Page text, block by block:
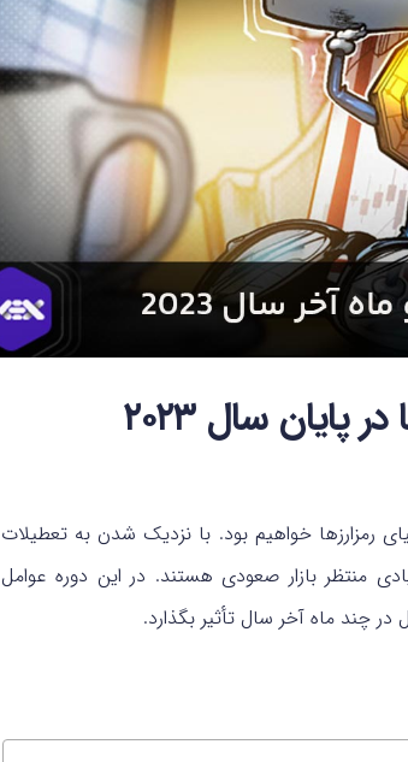
سال ۲۰۲۳
با نزدیک شدن به تعطیلات
منتظر بازار صعودی هستند. در این دوره عوامل
چند ماه آخر سال تأثیر بگذارد.